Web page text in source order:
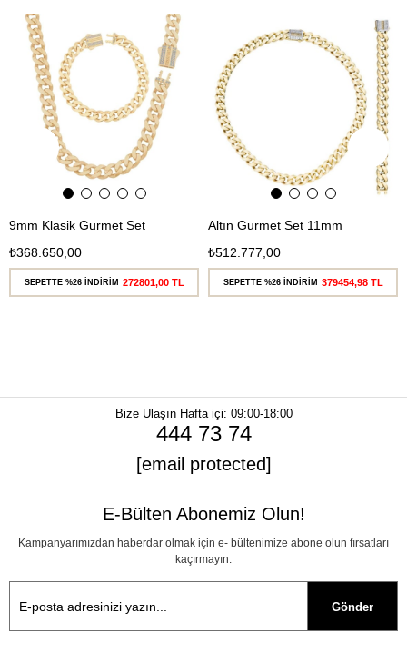
9mm Klasik Gurmet Set
₺368.650,00
Ücretsiz
Kargo
SEPETTE %26 İNDİRİM 272801,00 TL
Altın Gurmet Set 11mm
₺512.777,00
Ücretsiz
Kargo
SEPETTE %26 İNDİRİM 379454,98 TL
Bize Ulaşın
444 73 74
[email protected]
Hafta içi: 09:00-18:00
E-Bülten Abonemiz Olun!
Kampanyarımızdan haberdar olmak için e- bültenimize abone olun fırsatları
kaçırmayın.
Gönder